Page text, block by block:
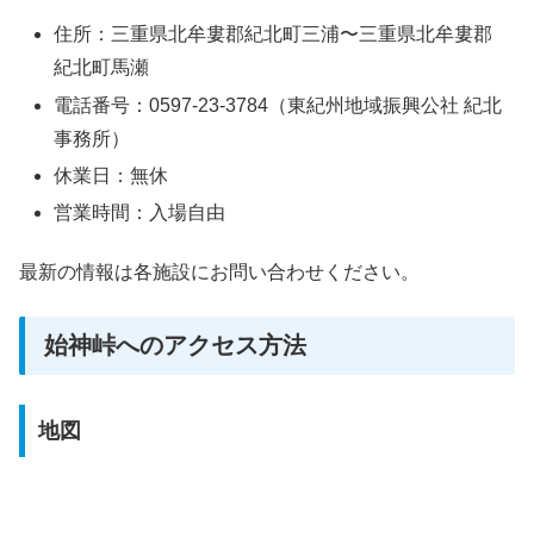
住所：三重県北牟婁郡紀北町三浦〜三重県北牟婁郡
紀北町馬瀬
電話番号：0597-23-3784（東紀州地域振興公社 紀北
事務所）
休業日：無休
営業時間：入場自由
最新の情報は各施設にお問い合わせください。
始神峠へのアクセス方法
地図